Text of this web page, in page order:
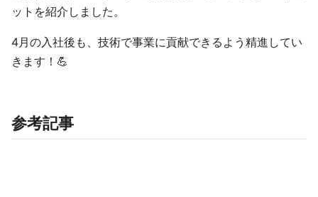
ットを紹介しました。
4月の入社後も、技術で事業に貢献できるよう精進してい
きます！💪
参考記事